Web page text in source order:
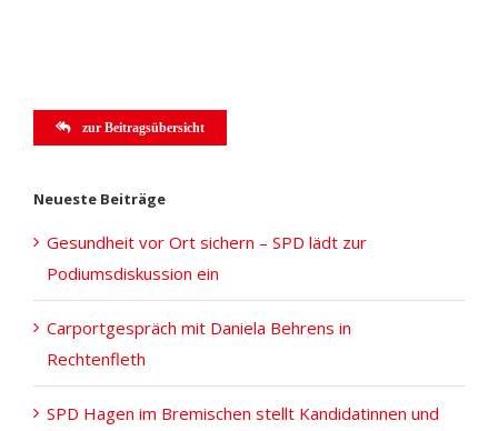
zur Beitragsübersicht
Neueste Beiträge
Gesundheit vor Ort sichern – SPD lädt zur
Podiumsdiskussion ein
Carportgespräch mit Daniela Behrens in
Rechtenfleth
SPD Hagen im Bremischen stellt Kandidatinnen und